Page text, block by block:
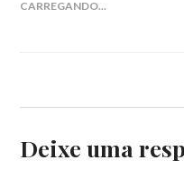
CARREGANDO...
Deixe uma